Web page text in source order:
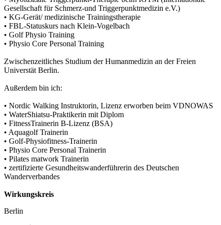
Gesellschaft für Schmerz-und Triggerpunktmedizin e.V.)
• KG-Gerät/ medizinische Trainingstherapie
• FBL-Statuskurs nach Klein-Vogelbach
• Golf Physio Training
• Physio Core Personal Training
Zwischenzeitliches Studium der Humanmedizin an der Freien
Universtät Berlin.
Außerdem bin ich:
• Nordic Walking Instruktorin, Lizenz erworben beim VDNOWAS
• WaterShiatsu-Praktikerin mit Diplom
• FitnessTrainerin B-Lizenz (BSA)
• Aquagolf Trainerin
• Golf-Physiofitness-Trainerin
• Physio Core Personal Trainerin
• Pilates matwork Trainerin
• zertifizierte Gesundheitswanderführerin des Deutschen
Wanderverbandes
Wirkungskreis
Berlin